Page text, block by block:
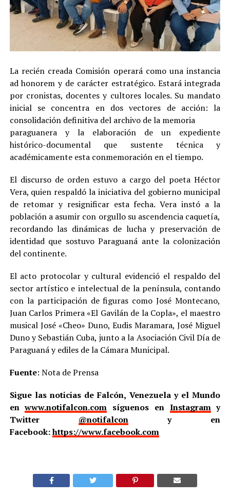
La recién creada Comisión operará como una instancia
ad honorem y de carácter estratégico. Estará integrada
por cronistas, docentes y cultores locales. Su mandato
inicial se concentra en dos vectores de acción: la
consolidación definitiva del archivo de la memoria
paraguanera y la elaboración de un expediente
histórico-documental que sustente técnica y
académicamente esta conmemoración en el tiempo.
El discurso de orden estuvo a cargo del poeta Héctor
Vera, quien respaldó la iniciativa del gobierno municipal
de retomar y resignificar esta fecha. Vera instó a la
población a asumir con orgullo su ascendencia caquetía,
recordando las dinámicas de lucha y preservación de
identidad que sostuvo Paraguaná ante la colonización
del continente.
El acto protocolar y cultural evidenció el respaldo del
sector artístico e intelectual de la península, contando
con la participación de figuras como José Montecano,
Juan Carlos Primera «El Gavilán de la Copla», el maestro
musical José «Cheo» Duno, Eudis Maramara, José Miguel
Duno y Sebastián Cuba, junto a la Asociación Civil Día de
Paraguaná y ediles de la Cámara Municipal.
Fuente: Nota de Prensa
Sigue las noticias de Falcón, Venezuela y el Mundo
enwww.notifalcon.com síguenos en Instagramy
Twitter @notifalcony en
Facebook:https://www.facebook.com